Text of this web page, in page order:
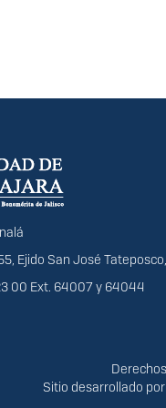
portal
Ejido San José
00 Ext. 64007 y 64044
Sitio desarrollado